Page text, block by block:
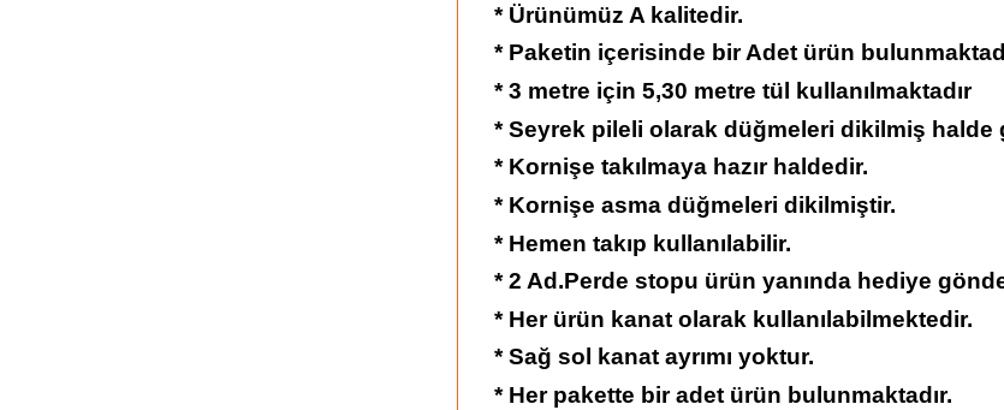
* Ürünümüz A kalitedir.
* Paketin içerisinde bir Adet ürün
* 3 metre için 5,30 metre tül kullanılmaktadır
* Seyrek pileli olarak düğmeleri dikilmiş halde
* Kornişe takılmaya hazır haldedir.
* Kornişe asma düğmeleri dikilmiştir.
* Hemen takıp kullanılabilir.
* 2 Ad.Perde stopu ürün yanında hediye
* Her ürün kanat olarak kullanılabilmektedir.
* Sağ sol kanat ayrımı yoktur.
* Her pakette bir adet ürün bulunmaktadır.